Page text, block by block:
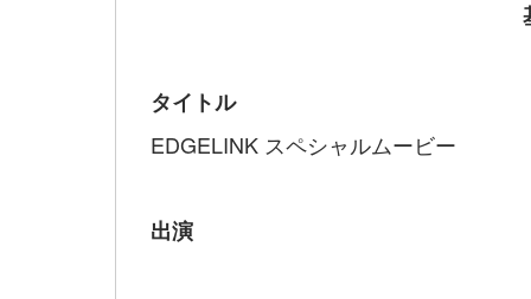
タイトル
EDGELINK スペシャルムービー
出演